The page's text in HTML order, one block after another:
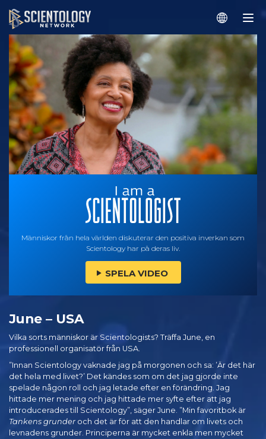
Människor från hela världen diskuterar den positiva inverkan som
Scientology har på deras liv.
SPELA VIDEO
June – USA
Vilka sorts människor är Scientologists? Träffa June, en
professionell organisatör från USA.
”Innan Scientology vaknade jag på morgonen och sa: ’Är det här
det hela med livet?’ Det kändes som om det jag gjorde inte
spelade någon roll och jag letade efter en förändring. Jag
hittade mer mening och jag hittade mer syfte efter att jag
introducerades till Scientology”, säger June. ”Min favoritbok är
Tankens grunder och det är för att den handlar om livets och
levnadens grunder. Principerna är mycket enkla men mycket